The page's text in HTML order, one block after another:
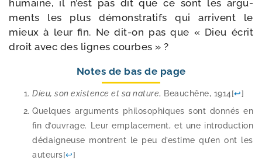
humaine, il n’est pas dit que ce sont les argu­
ments les plus démons­tra­tifs qui arrivent le
mieux à leur fin. Ne dit-​on pas que « Dieu écrit
droit avec des lignes courbes » ?
Notes de bas de page
Dieu, son exis­tence et sa nature, Beauchêne, 1914[↩]
Quelques argu­ments phi­lo­so­phiques sont don­nés en
fin d’ou­vrage. Leur empla­ce­ment, et une intro­duc­tion
dédai­gneuse montrent le peu d’es­time qu’en ont les
auteurs[↩]